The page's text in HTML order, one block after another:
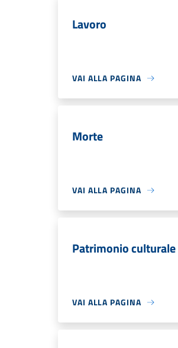
Lavoro
VAI ALLA PAGINA
Morte
VAI ALLA PAGINA
Patrimonio culturale
VAI ALLA PAGINA